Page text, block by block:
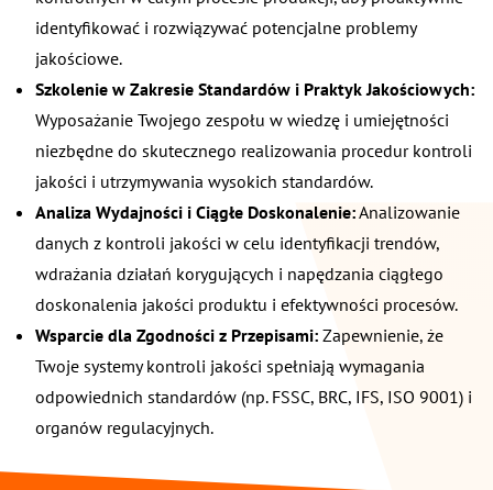
identyfikować i rozwiązywać potencjalne problemy
jakościowe.
Szkolenie w Zakresie Standardów i Praktyk Jakościowych:
Wyposażanie Twojego zespołu w wiedzę i umiejętności
niezbędne do skutecznego realizowania procedur kontroli
jakości i utrzymywania wysokich standardów.
Analiza Wydajności i Ciągłe Doskonalenie:Analizowanie
danych z kontroli jakości w celu identyfikacji trendów,
wdrażania działań korygujących i napędzania ciągłego
doskonalenia jakości produktu i efektywności procesów.
Wsparcie dla Zgodności z Przepisami: Zapewnienie, że
Twoje systemy kontroli jakości spełniają wymagania
odpowiednich standardów (np. FSSC, BRC, IFS, ISO 9001) i
organów regulacyjnych.